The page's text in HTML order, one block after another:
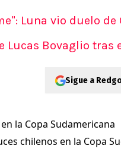
Luna vio duelo
Lucas Bovaglio
Sigue a
chilenos en la Copa